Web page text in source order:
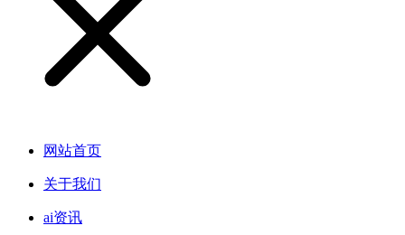
网站首页
关于我们
ai资讯